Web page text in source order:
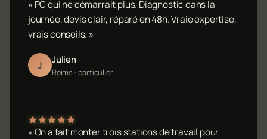
« PC qui ne démarrait plus. Diagnostic dans la
journée, devis clair, réparé en 48h. Vraie expertise,
vrais conseils. »
J Julien
Reims · particulier
« On a fait monter trois stations de travail pour